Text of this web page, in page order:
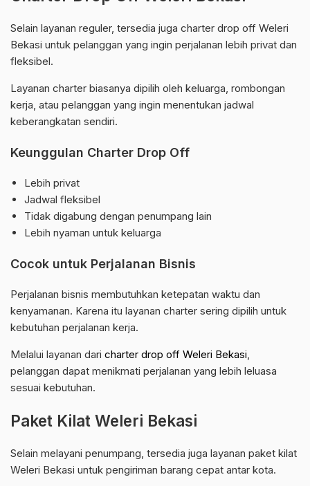
Selain layanan reguler, tersedia juga charter drop off Weleri
Bekasi untuk pelanggan yang ingin perjalanan lebih privat dan
fleksibel.
Layanan charter biasanya dipilih oleh keluarga, rombongan
kerja, atau pelanggan yang ingin menentukan jadwal
keberangkatan sendiri.
Keunggulan Charter Drop Off
Lebih privat
Jadwal fleksibel
Tidak digabung dengan penumpang lain
Lebih nyaman untuk keluarga
Cocok untuk Perjalanan Bisnis
Perjalanan bisnis membutuhkan ketepatan waktu dan
kenyamanan. Karena itu layanan charter sering dipilih untuk
kebutuhan perjalanan kerja.
Melalui layanan dari charter drop off Weleri Bekasi,
pelanggan dapat menikmati perjalanan yang lebih leluasa
sesuai kebutuhan.
Paket Kilat Weleri Bekasi
Selain melayani penumpang, tersedia juga layanan paket kilat
Weleri Bekasi untuk pengiriman barang cepat antar kota.